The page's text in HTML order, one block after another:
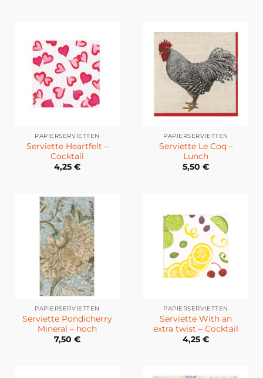
PAPIERSERVIETTEN
Serviette Heartfelt –
Cocktail
4,25 €
PAPIERSERVIETTEN
Serviette Le Coq –
Lunch
5,50 €
PAPIERSERVIETTEN
Serviette Pondicherry
Mineral – hoch
7,50 €
PAPIERSERVIETTEN
Serviette With an
extra twist – Cocktail
4,25 €